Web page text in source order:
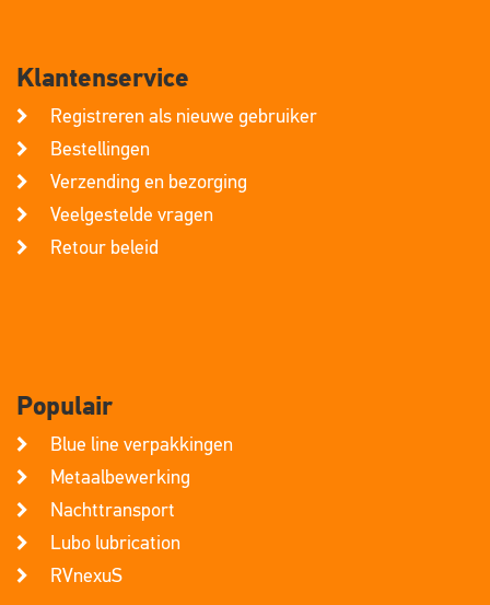
Klantenservice
Registreren als nieuwe gebruiker
Bestellingen
Verzending en bezorging
Veelgestelde vragen
Retour beleid
Populair
Blue line verpakkingen
Metaalbewerking
Nachttransport
Lubo lubrication
RVnexuS